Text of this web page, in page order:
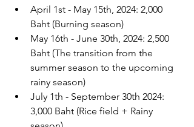
April 1st - May 15th, 2024: 2,000
Baht (Burning season)
May 16th - June 30th, 2024: 2,500
Baht (The transition from the
summer season to the upcoming
rainy season)
July 1th - September 30th 2024:
3,000 Baht (Rice field + Rainy